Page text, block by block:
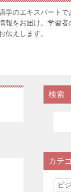
学のエキスパート
報をお届け。学習者
伝えします。
検索
カテ
カ